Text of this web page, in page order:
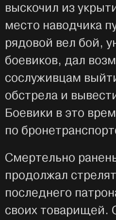
выскочил из
место наводчика
рядовой вел бой,
боевиков, дал
сослуживцам
обстрела и
Боевики в это
по
Смертельно
продолжал
последнего
своих товарищей.